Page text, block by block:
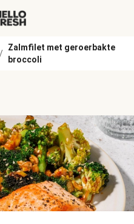
/
Zalmfilet met geroerbakte
broccoli